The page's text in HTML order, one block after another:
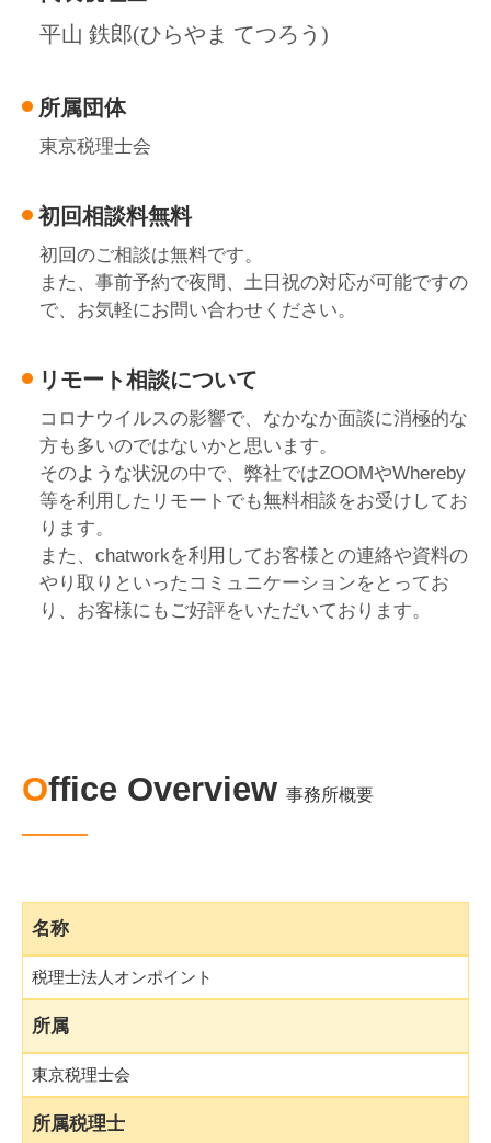
平山 鉄郎(ひらやま てつろう)
所属団体
東京税理士会
初回相談料無料
初回のご相談は無料です。
また、事前予約で夜間、土日祝の対応が可能ですの
で、お気軽にお問い合わせください。
リモート相談について
コロナウイルスの影響で、なかなか面談に消極的な
方も多いのではないかと思います。
そのような状況の中で、弊社ではZOOMやWhereby
等を利用したリモートでも無料相談をお受けしてお
ります。
また、chatworkを利用してお客様との連絡や資料の
やり取りといったコミュニケーションをとってお
り、お客様にもご好評をいただいております。
Office Overview 事務所概要
名称
税理士法人オンポイント
所属
東京税理士会
所属税理士